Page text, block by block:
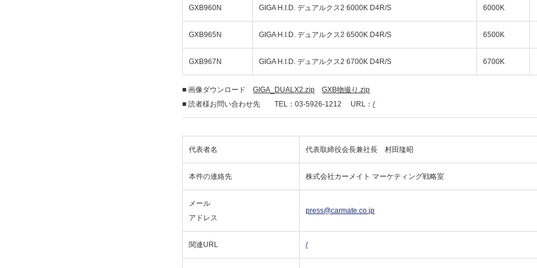
GXB960N GIGA H.I.D. デュアルクス2 6000K D4R/S 6000K
GXB965N GIGA H.I.D. デュアルクス2 6500K D4R/S 6500K
GXB967N GIGA H.I.D. デュアルクス2 6700K D4R/S 6700K
■ 画像ダウンロードGIGA_DUALX2.zip
GXB物撮り.zip
■ 読者様お問い合わせ先 TEL：03-5926-1212 URL：/
代表者名 代表取締役会長兼社長 村田隆昭
本件の連絡先 株式会社カーメイト マーケティング戦略室
メール
アドレス
press@carmate.co.jp
関連URL /